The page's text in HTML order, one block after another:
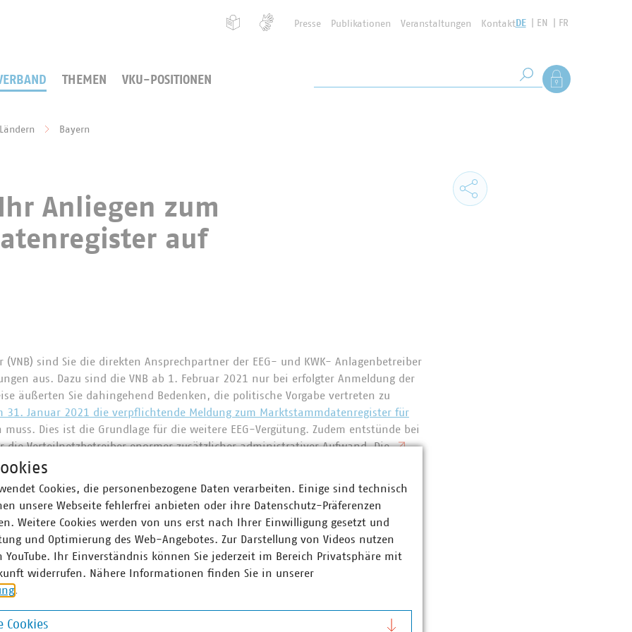
Presse Publikationen Veranstaltungen KontaktDE EN FR
THEMEN VKU-POSITIONEN Suche starten
Als Mitglied
Bayern
Anliegen zum
auf
(VNB) sind Sie die direkten Ansprechpartner der EEG- und KWK- Anlagenbetreiber
aus. Dazu sind die VNB ab 1. Februar 2021 nur bei erfolgter Anmeldung der
äußerten Sie dahingehend Bedenken, die politische Vorgabe vertreten zu
31. Januar 2021 die verpflichtende Meldung zum Marktstammdatenregister für
muss. Dies ist die Grundlage für die weitere EEG-Vergütung. Zudem entstünde bei
die Verteilnetzbetreiber enormer zusätzlicher administrativer Aufwand. Die
zur Prüfung sind auf der Seite des Registers ebenfalls dargestellt.
Bayerische Staatsministerium für Wirtschaft, Landesentwicklung und Energie
dem der VKU die Problematik der Registrierung von EEG und KWK-Anlagen im
angesprochen und hierzu näher informiert hatte, gab das StMWi am 10.
heraus. Hierdurch wird Ihre Arbeit als Verteilnetzbetreiber flankiert.
hat zu dieser Thematik auch die Bundesebene um Unterstützung gebeten, um
notwendige Registrierung der Anlagen im Markstammdatenregister zu schärfen.
Cookies, die personenbezogene Daten verarbeiten. Einige sind technisch
unsere Webseite fehlerfrei anbieten oder ihre Datenschutz-Präferenzen
Weitere Cookies werden von uns erst nach Ihrer Einwilligung gesetzt und
und Optimierung des Web-Angebotes. Zur Darstellung von Videos nutzen
YouTube. Ihr Einverständnis können Sie jederzeit im Bereich Privatsphäre mit
widerrufen. Nähere Informationen finden Sie in unserer
.
Cookies